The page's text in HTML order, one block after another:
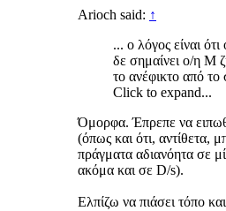
Arioch said: ↑
... ο λόγος είναι
δε σημαίνει ο/η M
το ανέφικτο από το
Click to expand...
Όμορφα. Έπρεπε να
(όπως και ότι, αντίθετα,
πράγματα αδιανόητα σε
ακόμα και σε D/s).
Ελπίζω να πιάσει τόπο